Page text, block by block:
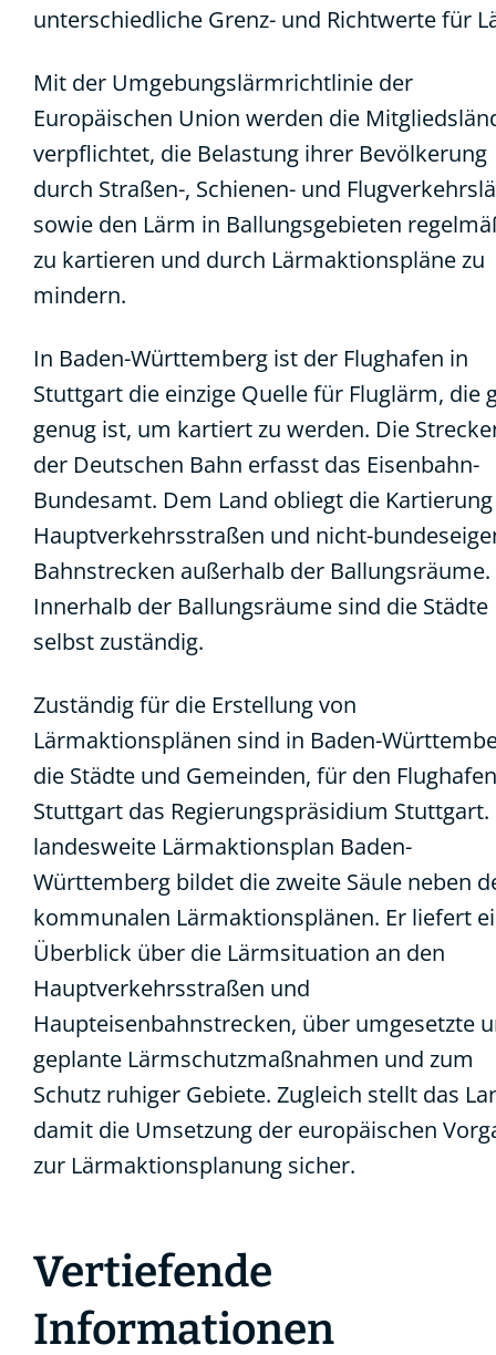
unterschiedliche Grenz- und Richtwerte für
Mit der Umgebungslärmrichtlinie der
Europäischen Union werden die
verpflichtet, die Belastung ihrer Bevölkerung
durch Straßen-, Schienen- und
sowie den Lärm in Ballungsgebieten
zu kartieren und durch Lärmaktionspläne zu
mindern.
In Baden-Württemberg ist der Flughafen in
Stuttgart die einzige Quelle für Fluglärm, die
genug ist, um kartiert zu werden. Die
der Deutschen Bahn erfasst das Eisenbahn-
Bundesamt. Dem Land obliegt die
Hauptverkehrsstraßen und nicht-
Bahnstrecken außerhalb der Ballungsräume.
Innerhalb der Ballungsräume sind die Städte
selbst zuständig.
Zuständig für die Erstellung von
Lärmaktionsplänen sind in Baden-
die Städte und Gemeinden, für den Flughafen
Stuttgart das Regierungspräsidium Stuttgart.
landesweite Lärmaktionsplan Baden-
Württemberg bildet die zweite Säule neben
kommunalen Lärmaktionsplänen. Er liefert
Überblick über die Lärmsituation an den
Hauptverkehrsstraßen und
Haupteisenbahnstrecken, über umgesetzte
geplante Lärmschutzmaßnahmen und zum
Schutz ruhiger Gebiete. Zugleich stellt das
damit die Umsetzung der europäischen
zur Lärmaktionsplanung sicher.
Vertiefende
Informationen